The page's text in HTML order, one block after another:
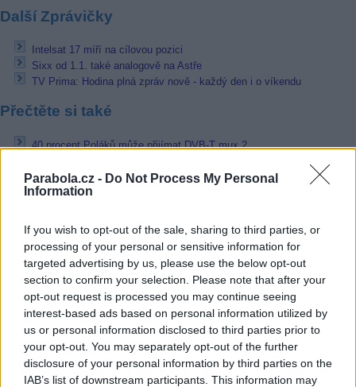
Parabola.cz - Do Not Process My Personal
Information
If you wish to opt-out of the sale, sharing to third parties, or
processing of your personal or sensitive information for
targeted advertising by us, please use the below opt-out
section to confirm your selection. Please note that after your
opt-out request is processed you may continue seeing
interest-based ads based on personal information utilized by
us or personal information disclosed to third parties prior to
your opt-out. You may separately opt-out of the further
disclosure of your personal information by third parties on the
IAB’s list of downstream participants. This information may
Další Zprávičky
Intelsat 17 míří na cílovou pozici
Sixx od 1.1. také analogově na Astře
TV Prima: Hodina plná zpráv nově - každý den i o víkendu
Přečtěte si také
40 procent Poláků může přijímat DVB-T mux 2
ČT spustila digitální dokrývače ve Velkých Karlovicích
Pracovní nabídky
06.08.2026 -
Údržbář výrobních linek • mzda 40 000Kč • stravování i
zdarma (Ref. č.: Fau - údr) (Nýřany)
06.08.2026 -Měřící technik - elektro (Okres Prachatice)
06.08.2026 -Hledáme montážní skupiny I jednotlivce pro montáž
výzdoby (Slovenská republika, Maďarsko)
05.08.2026 -Zámečník / Mechanik (Praha - východ)
05.08.2026 - Manažer/ka pro mezinárodní spolupráci (Suchdol, Praha)
... další nabídky zaměstnání